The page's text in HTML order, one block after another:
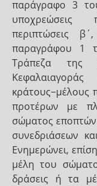
παράγραφο 3
υποχρεώσεις
περιπτώσεις
παραγράφου 1
Τράπεζα της
κράτους−μέλους
προτέρων με
σώματος
συνεδριάσεων
Ενημερώνει,
μέλη του
δράσεις ή τα